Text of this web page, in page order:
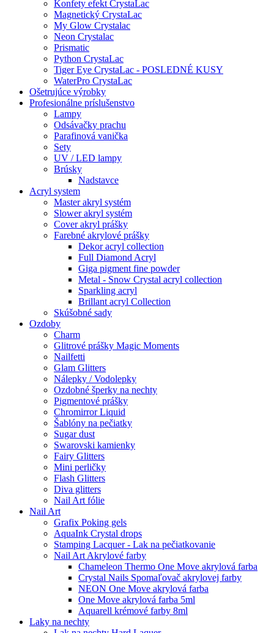
Konfety efekt CrystaLac
Magnetický CrystaLac
My Glow Crystalac
Neon Crystalac
Prismatic
Python CrystaLac
Tiger Eye CrystaLac - POSLEDNÉ KUSY
WaterPro CrystaLac
Ošetrujúce výrobky
Profesionálne príslušenstvo
Lampy
Odsávačky prachu
Parafinová vanička
Sety
UV / LED lampy
Brúsky
Nadstavce
Acryl system
Master akryl systém
Slower akryl systém
Cover akryl prášky
Farebné akrylové prášky
Dekor acryl collection
Full Diamond Acryl
Giga pigment fine powder
Metal - Snow Crystal acryl collection
Sparkling acryl
Brillant acryl Collection
Skúšobné sady
Ozdoby
Charm
Glitrové prášky Magic Moments
Nailfetti
Glam Glitters
Nálepky / Vodolepky
Ozdobné šperky na nechty
Pigmentové prášky
Chromirror Liquid
Šablóny na pečiatky
Sugar dust
Swarovski kamienky
Fairy Glitters
Mini perličky
Flash Glitters
Diva glitters
Nail Art fólie
Nail Art
Grafix Poking gels
AquaInk Crystal drops
Stamping Lacquer - Lak na pečiatkovanie
Nail Art Akrylové farby
Chameleon Thermo One Move akrylová farba
Crystal Nails Spomaľovač akrylovej farby
NEON One Move akrylová farba
One Move akrylová farba 5ml
Aquarell krémové farby 8ml
Laky na nechty